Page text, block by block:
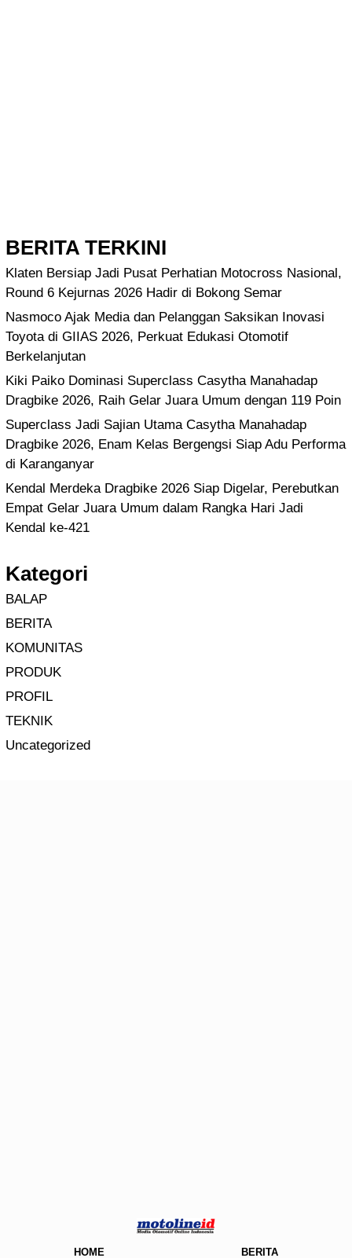
BERITA TERKINI
Klaten Bersiap Jadi Pusat Perhatian Motocross Nasional,
Round 6 Kejurnas 2026 Hadir di Bokong Semar
Nasmoco Ajak Media dan Pelanggan Saksikan Inovasi
Toyota di GIIAS 2026, Perkuat Edukasi Otomotif
Berkelanjutan
Kiki Paiko Dominasi Superclass Casytha Manahadap
Dragbike 2026, Raih Gelar Juara Umum dengan 119 Poin
Superclass Jadi Sajian Utama Casytha Manahadap
Dragbike 2026, Enam Kelas Bergengsi Siap Adu Performa
di Karanganyar
Kendal Merdeka Dragbike 2026 Siap Digelar, Perebutkan
Empat Gelar Juara Umum dalam Rangka Hari Jadi
Kendal ke-421
Kategori
BALAP
BERITA
KOMUNITAS
PRODUK
PROFIL
TEKNIK
Uncategorized
HOME BERITA